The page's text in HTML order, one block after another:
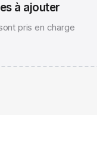
à ajouter
pris en charge